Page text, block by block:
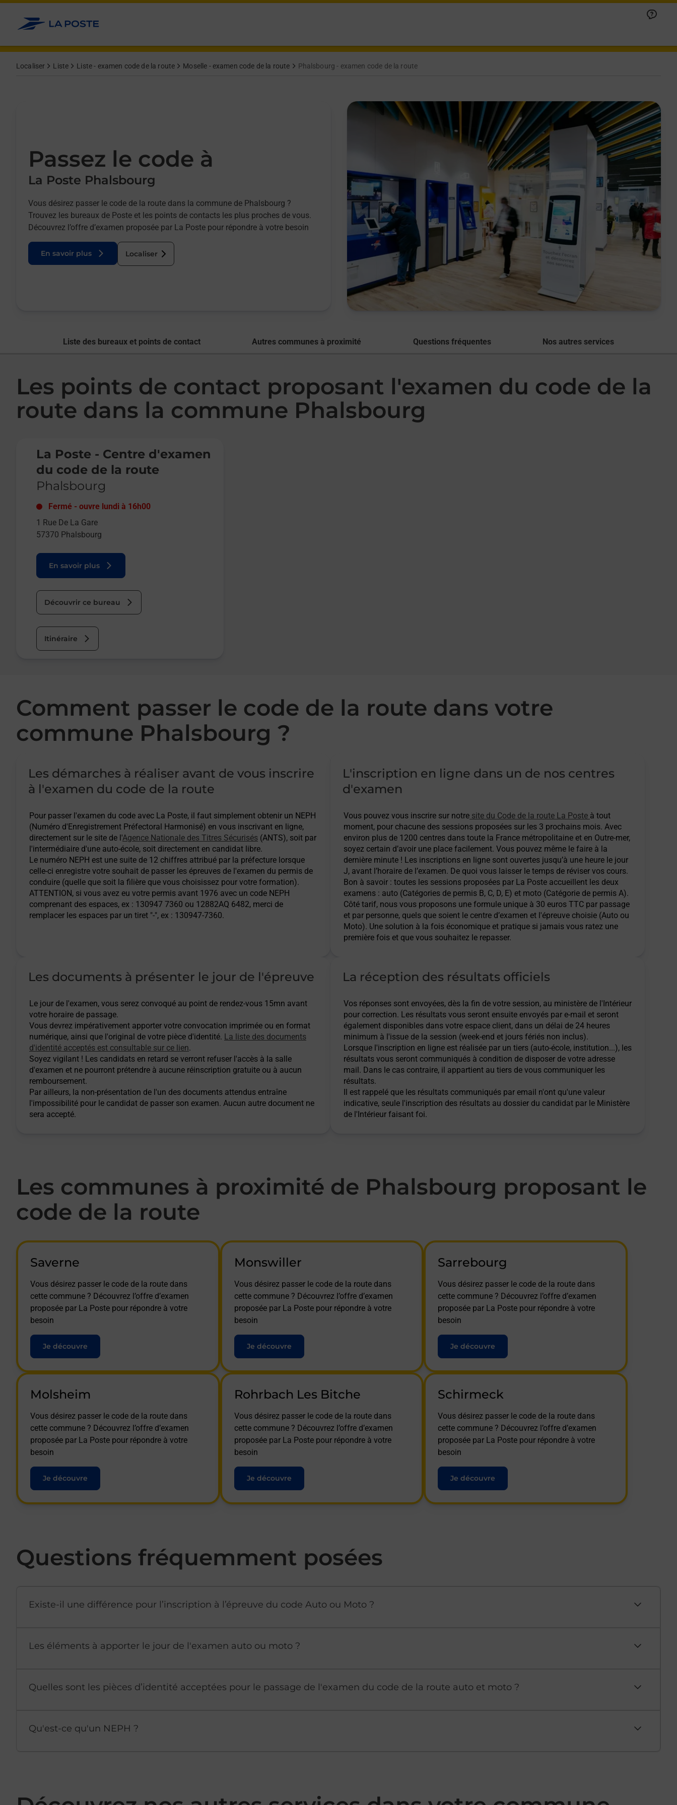
Allez au contenu
Localiser Liste Liste - examen code de la route Moselle - examen code de la route Phalsbourg - examen code de la route
Passez le code à
La Poste Phalsbourg
Vous désirez passer le code de la route dans la commune de Phalsbourg ?
Trouvez les bureaux de Poste et les points de contacts les plus proches de vous.
Découvrez l’offre d’examen proposée par La Poste pour répondre à votre besoin
En savoir plus Localiser
Liste des bureaux et points de contact Autres communes à proximité Questions fréquentes Nos autres services
Les points de contact proposant l'examen du code de la
route dans la commune Phalsbourg
La Poste - Centre d'examen
du code de la route
Phalsbourg
Fermé - ouvre lundi à 16h00
1 Rue De La Gare
57370 Phalsbourg
En savoir plus
Découvrir ce bureau
Itinéraire
Comment passer le code de la route dans votre
commune Phalsbourg ?
Les démarches à réaliser avant de vous inscrire
à l'examen du code de la route
Pour passer l'examen du code avec La Poste, il faut simplement obtenir un NEPH
(Numéro d'Enregistrement Préfectoral Harmonisé) en vous inscrivant en ligne,
directement sur le site de l'Agence Nationale des Titres Sécurisés (ANTS), soit par
l'intermédiaire d'une auto-école, soit directement en candidat libre.
Le numéro NEPH est une suite de 12 chiffres attribué par la préfecture lorsque
celle-ci enregistre votre souhait de passer les épreuves de l'examen du permis de
conduire (quelle que soit la filière que vous choisissez pour votre formation).
ATTENTION, si vous avez eu votre permis avant 1976 avec un code NEPH
comprenant des espaces, ex : 130947 7360 ou 12882AQ 6482, merci de
remplacer les espaces par un tiret "-", ex : 130947-7360.
L'inscription en ligne dans un de nos centres
d'examen
Vous pouvez vous inscrire sur notre site du Code de la route La Poste à tout
moment, pour chacune des sessions proposées sur les 3 prochains mois. Avec
environ plus de 1200 centres dans toute la France métropolitaine et en Outre-mer,
soyez certain d’avoir une place facilement. Vous pouvez même le faire à la
dernière minute ! Les inscriptions en ligne sont ouvertes jusqu’à une heure le jour
J, avant l’horaire de l’examen. De quoi vous laisser le temps de réviser vos cours.
Bon à savoir : toutes les sessions proposées par La Poste accueillent les deux
examens : auto (Catégories de permis B, C, D, E) et moto (Catégorie de permis A).
Côté tarif, nous vous proposons une formule unique à 30 euros TTC par passage
et par personne, quels que soient le centre d’examen et l'épreuve choisie (Auto ou
Moto). Une solution à la fois économique et pratique si jamais vous ratez une
première fois et que vous souhaitez le repasser.
Les documents à présenter le jour de l'épreuve
Le jour de l'examen, vous serez convoqué au point de rendez-vous 15mn avant
votre horaire de passage.
Vous devrez impérativement apporter votre convocation imprimée ou en format
numérique, ainsi que l'original de votre pièce d'identité. La liste des documents
d'identité acceptés est consultable sur ce lien.
Soyez vigilant ! Les candidats en retard se verront refuser l'accès à la salle
d'examen et ne pourront prétendre à aucune réinscription gratuite ou à aucun
remboursement.
Par ailleurs, la non-présentation de l'un des documents attendus entraîne
l'impossibilité pour le candidat de passer son examen. Aucun autre document ne
sera accepté.
La réception des résultats officiels
Vos réponses sont envoyées, dès la fin de votre session, au ministère de l'Intérieur
pour correction. Les résultats vous seront ensuite envoyés par e-mail et seront
également disponibles dans votre espace client, dans un délai de 24 heures
minimum à l'issue de la session (week-end et jours fériés non inclus).
Lorsque l'inscription en ligne est réalisée par un tiers (auto-école, institution...), les
résultats vous seront communiqués à condition de disposer de votre adresse
mail. Dans le cas contraire, il appartient au tiers de vous communiquer les
résultats.
Il est rappelé que les résultats communiqués par email n'ont qu'une valeur
indicative, seule l'inscription des résultats au dossier du candidat par le Ministère
de l'Intérieur faisant foi.
Les communes à proximité de Phalsbourg proposant le
code de la route
Saverne
Vous désirez passer le code de la route dans
cette commune ? Découvrez l’offre d’examen
proposée par La Poste pour répondre à votre
besoin
Je découvre
Monswiller
Vous désirez passer le code de la route dans
cette commune ? Découvrez l’offre d’examen
proposée par La Poste pour répondre à votre
besoin
Je découvre
Sarrebourg
Vous désirez passer le code de la route dans
cette commune ? Découvrez l’offre d’examen
proposée par La Poste pour répondre à votre
besoin
Je découvre
Molsheim
Vous désirez passer le code de la route dans
cette commune ? Découvrez l’offre d’examen
proposée par La Poste pour répondre à votre
besoin
Je découvre
Rohrbach Les Bitche
Vous désirez passer le code de la route dans
cette commune ? Découvrez l’offre d’examen
proposée par La Poste pour répondre à votre
besoin
Je découvre
Schirmeck
Vous désirez passer le code de la route dans
cette commune ? Découvrez l’offre d’examen
proposée par La Poste pour répondre à votre
besoin
Je découvre
Questions fréquemment posées
Existe-il une différence pour l’inscription à l’épreuve du code Auto ou Moto ?
Afficher ou masquer la réponse
Les éléments à apporter le jour de l'examen auto ou moto ?
Afficher ou masquer la réponse
Quelles sont les pièces d’identité acceptées pour le passage de l'examen du code de la route auto et moto ?
Afficher ou masquer la réponse
Qu'est-ce qu'un NEPH ?
Afficher ou masquer la réponse